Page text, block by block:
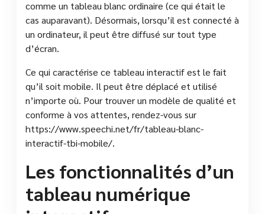
comme un tableau blanc ordinaire (ce qui était le
cas auparavant). Désormais, lorsqu’il est connecté à
un ordinateur, il peut être diffusé sur tout type
d’écran.
Ce qui caractérise ce tableau interactif est le fait
qu’il soit mobile. Il peut être déplacé et utilisé
n’importe où. Pour trouver un modèle de qualité et
conforme à vos attentes, rendez-vous sur
https://www.speechi.net/fr/tableau-blanc-
interactif-tbi-mobile/.
Les fonctionnalités d’un
tableau numérique